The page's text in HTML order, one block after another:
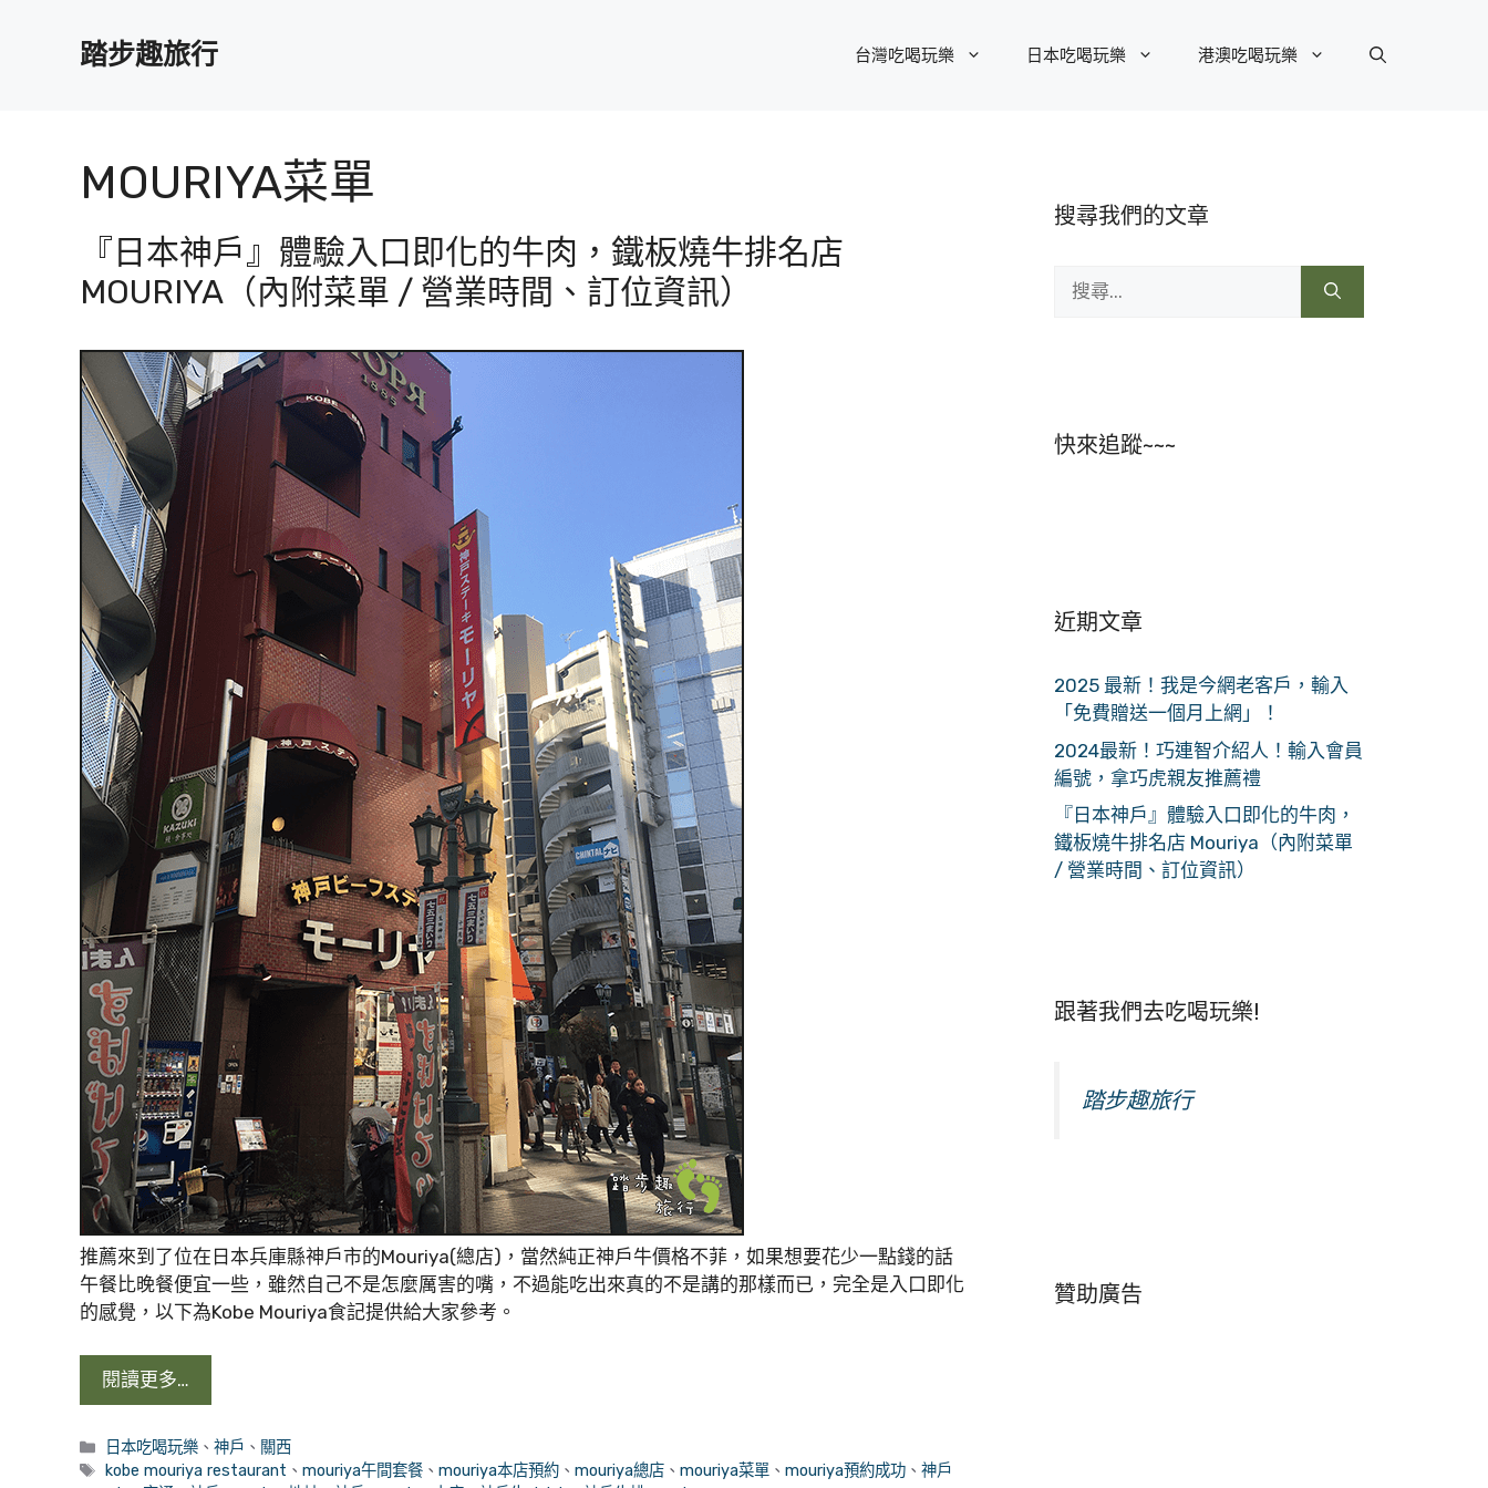
踏步趣旅行 台灣吃喝玩樂 日本吃喝玩樂 港澳吃喝玩樂
MOURIYA菜單
『日本神戶』體驗入口即化的牛肉，鐵板燒牛排名店
MOURIYA（內附菜單 / 營業時間、訂位資訊）
推薦來到了位在日本兵庫縣神戶市的Mouriya(總店)，當然純正神戶牛價格不菲，如果想要花少一點錢的話
午餐比晚餐便宜一些，雖然自己不是怎麼厲害的嘴，不過能吃出來真的不是講的那樣而已，完全是入口即化
的感覺，以下為Kobe Mouriya食記提供給大家參考。
閱讀更多…
分
類
日本吃喝玩樂 、神戶 、 關西
標
kobe mouriya restaurant 、mouriya午間套餐 、mouriya本店預約 、mouriya總店 、mouriya菜單 、mouriya預約成功 、神戶
搜尋我們的文章
尋:
快來追蹤~~~
近期文章
2025 最新！我是今網老客戶，輸入
「免費贈送一個月上網」！
2024最新！巧連智介紹人！輸入會員
編號，拿巧虎親友推薦禮
『日本神戶』體驗入口即化的牛肉，
鐵板燒牛排名店 Mouriya（內附菜單
/ 營業時間、訂位資訊）
跟著我們去吃喝玩樂!
踏步趣旅行
贊助廣告